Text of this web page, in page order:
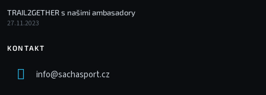
TRAIL2GETHER s našimi ambasadory
27.11.2023
KONTAKT
info@sachasport.cz